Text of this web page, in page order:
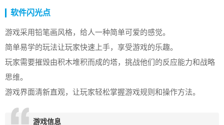
软件闪光点
游戏采用铅笔画风格，给人一种简单可爱的感觉。
简单易学的玩法让玩家快速上手，享受游戏的乐趣。
玩家需要摧毁由积木堆积而成的塔，挑战他们的反应能力和战略
思维。
游戏界面清新直观，让玩家轻松掌握游戏规则和操作方法。
游戏信息